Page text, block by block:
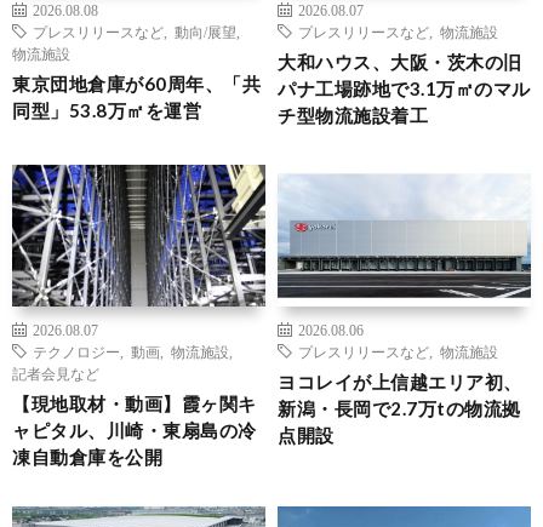
2026.08.08
プレスリリースなど
動向/展望
物流施設
東京団地倉庫が60周年、「共
同型」53.8万㎡を運営
2026.08.07
プレスリリースなど
物流施設
大和ハウス、大阪・茨木の旧
パナ工場跡地で3.1万㎡のマル
チ型物流施設着工
2026.08.07
テクノロジー
動画 物流施設
記者会見など
【現地取材・動画】霞ヶ関キ
ャピタル、川崎・東扇島の冷
凍自動倉庫を公開
2026.08.06
プレスリリースなど
物流施設
ヨコレイが上信越エリア初、
新潟・長岡で2.7万tの物流拠
点開設